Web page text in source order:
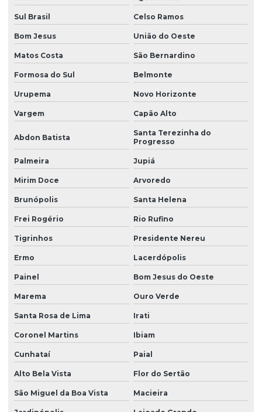
Sul Brasil Celso Ramos
Bom Jesus União do Oeste
Matos Costa São Bernardino
Formosa do Sul Belmonte
Urupema Novo Horizonte
Vargem Capão Alto
Abdon Batista
Santa Terezinha do
Progresso
Palmeira Jupiá
Mirim Doce Arvoredo
Brunópolis Santa Helena
Frei Rogério Rio Rufino
Tigrinhos Presidente Nereu
Ermo Lacerdópolis
Painel Bom Jesus do Oeste
Marema Ouro Verde
Santa Rosa de Lima Irati
Coronel Martins Ibiam
Cunhataí Paial
Alto Bela Vista Flor do Sertão
São Miguel da Boa Vista Macieira